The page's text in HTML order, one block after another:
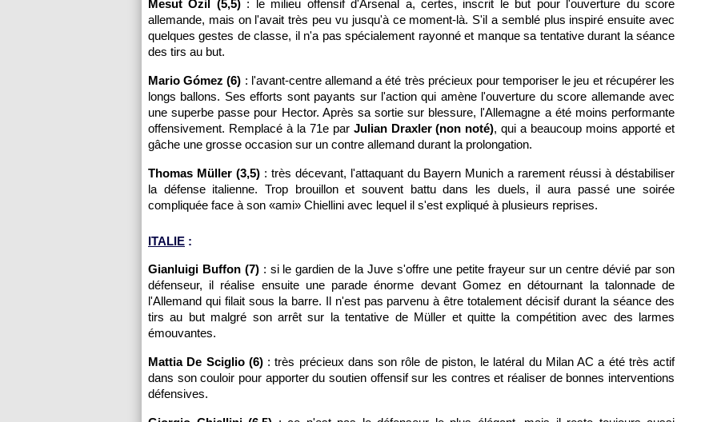
Mesut Özil (5,5): le milieu offensif d'Arsenal a, certes, inscrit le but pour l'ouverture du score
allemande, mais on l'avait très peu vu jusqu'à ce moment-là. S'il a semblé plus inspiré ensuite avec
quelques gestes de classe, il n'a pas spécialement rayonné et manque sa tentative durant la séance
des tirs au but.
Mario Gómez (6) : l'avant-centre allemand a été très précieux pour temporiser le jeu et récupérer les
longs ballons. Ses efforts sont payants sur l'action qui amène l'ouverture du score allemande avec
une superbe passe pour Hector. Après sa sortie sur blessure, l'Allemagne a été moins performante
offensivement. Remplacé à la 71e par Julian Draxler (non noté), qui a beaucoup moins apporté et
gâche une grosse occasion sur un contre allemand durant la prolongation.
Thomas Müller (3,5): très décevant, l'attaquant du Bayern Munich a rarement réussi à déstabiliser
la défense italienne. Trop brouillon et souvent battu dans les duels, il aura passé une soirée
compliquée face à son «ami» Chiellini avec lequel il s'est expliqué à plusieurs reprises.
ITALIE :
Gianluigi Buffon (7): si le gardien de la Juve s'offre une petite frayeur sur un centre dévié par son
défenseur, il réalise ensuite une parade énorme devant Gomez en détournant la talonnade de
l'Allemand qui filait sous la barre. Il n'est pas parvenu à être totalement décisif durant la séance des
tirs au but malgré son arrêt sur la tentative de Müller et quitte la compétition avec des larmes
émouvantes.
Mattia De Sciglio (6): très précieux dans son rôle de piston, le latéral du Milan AC a été très actif
dans son couloir pour apporter du soutien offensif sur les contres et réaliser de bonnes interventions
défensives.